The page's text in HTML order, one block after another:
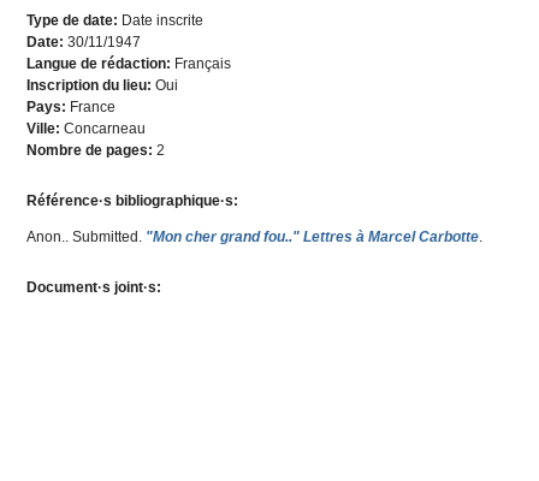
Type de date: Date inscrite
Date:30/11/1947
Langue de rédaction: Français
Inscription du lieu:Oui
Pays: France
Ville:Concarneau
Nombre de pages:2
Référence·s bibliographique·s:
Anon.. Submitted. "Mon cher grand fou.." Lettres à Marcel Carbotte.
Document·s joint·s: